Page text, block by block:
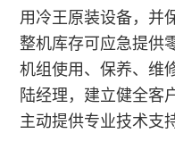
用冷王原装设备，并
整机库存可应急提供
机组使用、保养、维
陆经理，建立健全客
主动提供专业技术支